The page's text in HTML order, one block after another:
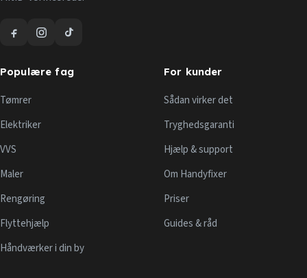
Populære fag
Tømrer
Elektriker
VVS
Maler
Rengøring
Flyttehjælp
Håndværker i din by
For kunder
Sådan virker det
Tryghedsgaranti
Hjælp & support
Om Handyfixer
Priser
Guides & råd